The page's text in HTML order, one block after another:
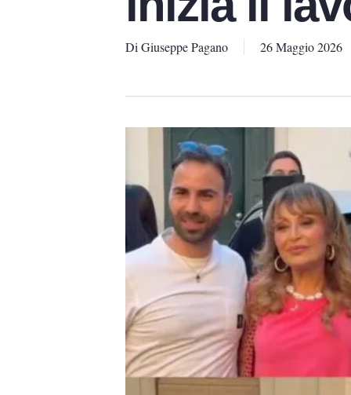
Di Giuseppe Pagano 26 Maggio 2026